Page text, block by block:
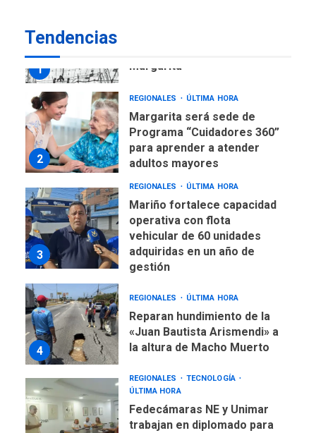
Tendencias
1
Margarita
2
REGIONALES ÚLTIMA HORA
Margarita será sede de
Programa “Cuidadores 360”
para aprender a atender
adultos mayores
3
REGIONALES ÚLTIMA HORA
Mariño fortalece capacidad
operativa con flota
vehicular de 60 unidades
adquiridas en un año de
gestión
4
REGIONALES ÚLTIMA HORA
Reparan hundimiento de la
«Juan Bautista Arismendi» a
la altura de Macho Muerto
REGIONALES
TECNOLOGÍA
ÚLTIMA HORA
Fedecámaras NE y Unimar
trabajan en diplomado para